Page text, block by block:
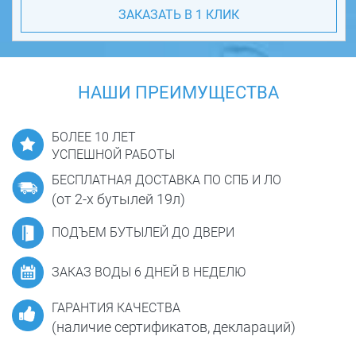
ЗАКАЗАТЬ В 1 КЛИК
НАШИ ПРЕИМУЩЕСТВА
БОЛЕЕ 10 ЛЕТ
УСПЕШНОЙ РАБОТЫ
БЕСПЛАТНАЯ ДОСТАВКА ПО СПБ И ЛО
(от 2-х бутылей 19л)
ПОДЪЕМ БУТЫЛЕЙ ДО ДВЕРИ
ЗАКАЗ ВОДЫ 6 ДНЕЙ В НЕДЕЛЮ
ГАРАНТИЯ КАЧЕСТВА
(наличие сертификатов, деклараций)